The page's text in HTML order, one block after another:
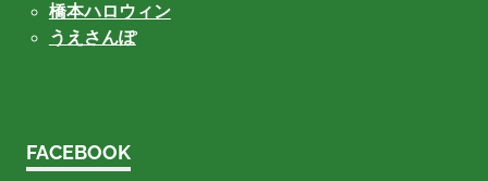
橋本ハロウィン
うえさんぽ
FACEBOOK